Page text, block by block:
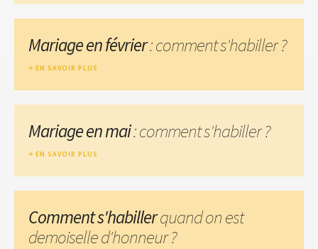
Mariage en février: comment s'habiller ?
EN SAVOIR PLUS
Mariage en mai: comment s'habiller ?
EN SAVOIR PLUS
Comment s'habillerquand on est
demoiselle d'honneur ?